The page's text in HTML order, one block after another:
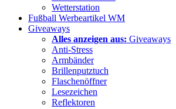
Wetterstation
Fußball Werbeartikel WM
Giveaways
Alles anzeigen aus: Giveaways
Anti-Stress
Armbänder
Brillenputztuch
Flaschenöffner
Lesezeichen
Reflektoren